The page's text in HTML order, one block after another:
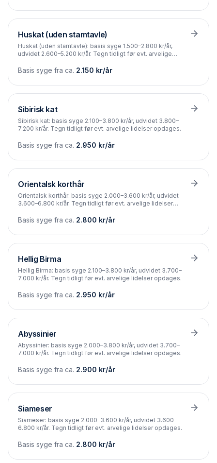
Huskat (uden stamtavle)
Huskat (uden stamtavle): basis syge 1.500–2.800 kr/år,
udvidet 2.600–5.200 kr/år. Tegn tidligt før evt. arvelige
Basis syge fra ca. 2.150 kr/år
Sibirisk kat
Sibirisk kat: basis syge 2.100–3.800 kr/år, udvidet 3.800–
7.200 kr/år. Tegn tidligt før evt. arvelige lidelser opdages.
Basis syge fra ca. 2.950 kr/år
Orientalsk korthår
Orientalsk korthår: basis syge 2.000–3.600 kr/år, udvidet
3.600–6.800 kr/år. Tegn tidligt før evt. arvelige lidelser
Basis syge fra ca. 2.800 kr/år
Hellig Birma
Hellig Birma: basis syge 2.100–3.800 kr/år, udvidet 3.700–
7.000 kr/år. Tegn tidligt før evt. arvelige lidelser opdages.
Basis syge fra ca. 2.950 kr/år
Abyssinier
Abyssinier: basis syge 2.000–3.800 kr/år, udvidet 3.700–
7.000 kr/år. Tegn tidligt før evt. arvelige lidelser opdages.
Basis syge fra ca. 2.900 kr/år
Siameser
Siameser: basis syge 2.000–3.600 kr/år, udvidet 3.600–
6.800 kr/år. Tegn tidligt før evt. arvelige lidelser opdages.
Basis syge fra ca. 2.800 kr/år